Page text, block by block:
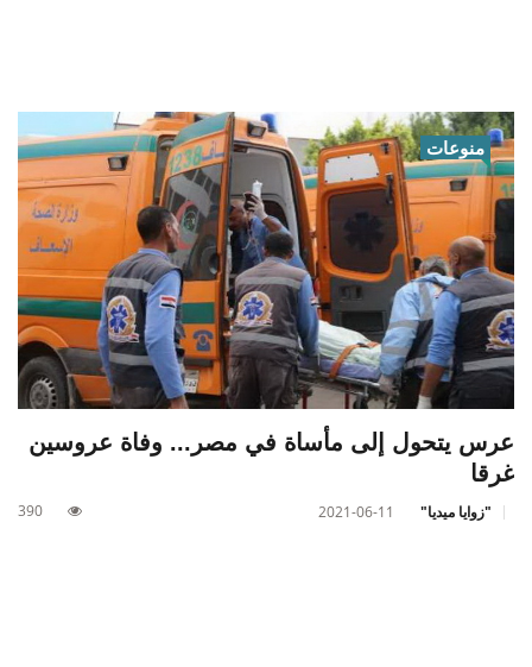
منوعات
عرس يتحول إلى مأساة في مصر... وفاة عروسين
غرقا
"زوايا ميديا" 2021-06-11
390